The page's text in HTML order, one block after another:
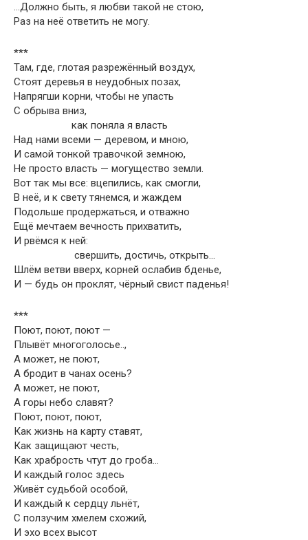
…Должно быть, я любви такой не стою,
Раз на неё ответить не могу.
***
Там, где, глотая разрежённый воздух,
Стоят деревья в неудобных позах,
Напрягши корни, чтобы не упасть
С обрыва вниз,
как поняла я власть
Над нами всеми — деревом, и мною,
И самой тонкой травочкой земною,
Не просто власть — могущество земли.
Вот так мы все: вцепились, как смогли,
В неё, и к свету тянемся, и жаждем
Подольше продержаться, и отважно
Ещё мечтаем вечность прихватить,
И рвёмся к ней:
свершить, достичь, открыть…
Шлём ветви вверх, корней ослабив бденье,
И — будь он проклят, чёрный свист паденья!
***
Поют, поют, поют —
Плывёт многоголосье..,
А может, не поют,
А бродит в чанах осень?
А может, не поют,
А горы небо славят?
Поют, поют, поют,
Как жизнь на карту ставят,
Как защищают честь,
Как храбрость чтут до гроба…
И каждый голос здесь
Живёт судьбой особой,
И каждый к сердцу льнёт,
С ползучим хмелем схожий,
И эхо всех высот